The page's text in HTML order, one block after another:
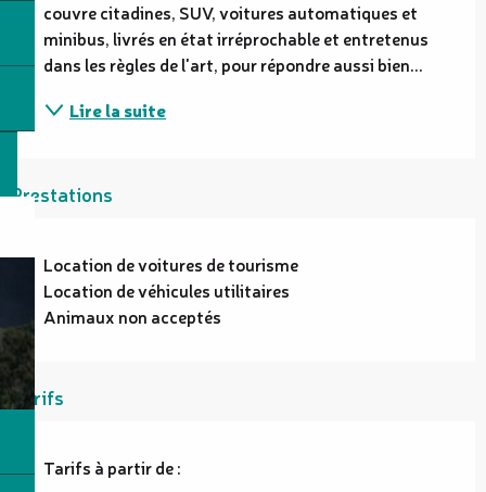
couvre citadines, SUV, voitures automatiques et
minibus, livrés en état irréprochable et entretenus
dans les règles de l'art, pour répondre aussi bien...
Lire la suite
Prestations
Location de voitures de tourisme
Location de véhicules utilitaires
Animaux non acceptés
Tarifs
Tarifs à partir de :